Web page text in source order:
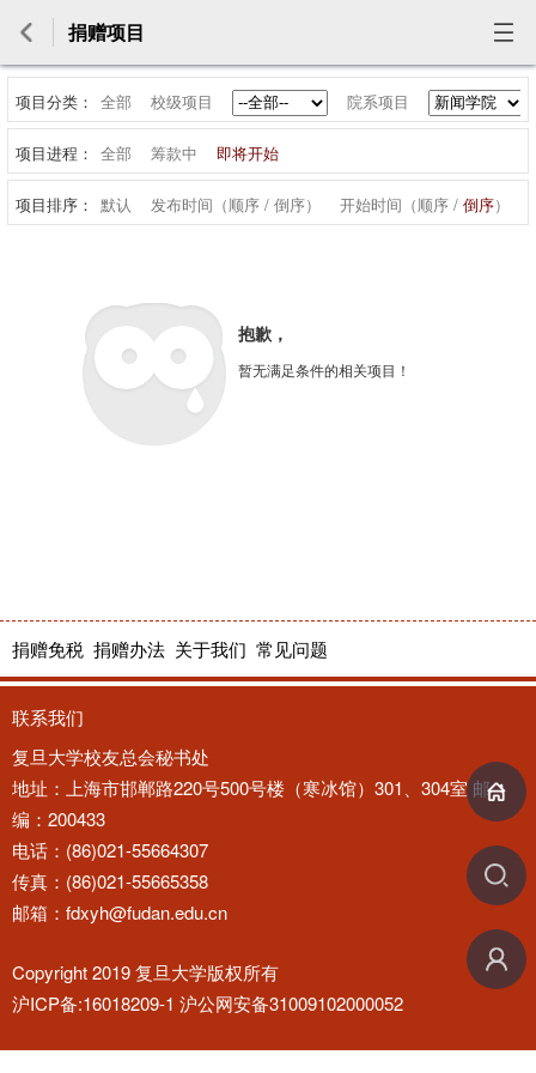
捐赠项目
项目分类： 全部 校级项目 院系项目
项目进程： 全部 筹款中 即将开始
项目排序： 默认 发布时间（顺序 / 倒序） 开始时间（顺序 / 倒序）
抱歉，
暂无满足条件的相关项目！
捐赠免税 捐赠办法 关于我们 常见问题
联系我们
复旦大学校友总会秘书处
地址：上海市邯郸路220号500号楼（寒冰馆）301、304室 邮
编：200433
电话：(86)021-55664307
传真：(86)021-55665358
邮箱：fdxyh@fudan.edu.cn
Copyright 2019 复旦大学版权所有
沪ICP备:16018209-1 沪公网安备31009102000052